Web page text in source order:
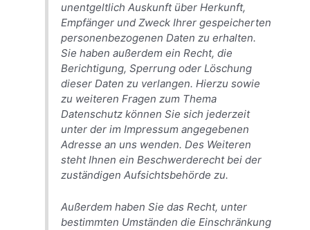
unentgeltlich Auskunft über Herkunft,
Empfänger und Zweck Ihrer gespeicherten
personenbezogenen Daten zu erhalten.
Sie haben außerdem ein Recht, die
Berichtigung, Sperrung oder Löschung
dieser Daten zu verlangen. Hierzu sowie
zu weiteren Fragen zum Thema
Datenschutz können Sie sich jederzeit
unter der im Impressum angegebenen
Adresse an uns wenden. Des Weiteren
steht Ihnen ein Beschwerderecht bei der
zuständigen Aufsichtsbehörde zu.
Außerdem haben Sie das Recht, unter
bestimmten Umständen die Einschränkung